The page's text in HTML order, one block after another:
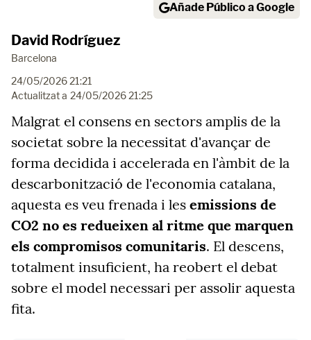
Añade Público a Google
David Rodríguez
Barcelona
24/05/2026 21:21
Actualitzat a 24/05/2026 21:25
Malgrat el consens en sectors amplis de la
societat sobre la necessitat d'avançar de
forma decidida i accelerada en l'àmbit de la
descarbonització de l'economia catalana,
aquesta es veu frenada i les emissions de
CO2 no es redueixen al ritme que marquen
els compromisos comunitaris. El descens,
totalment insuficient, ha reobert el debat
sobre el model necessari per assolir aquesta
fita.